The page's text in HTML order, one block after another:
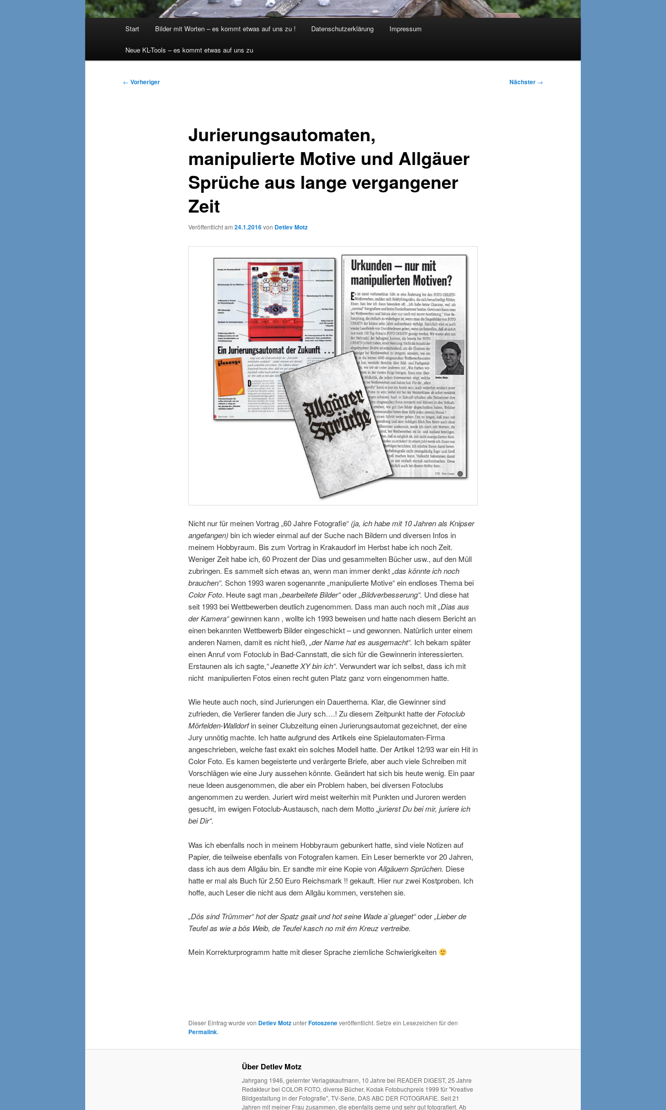
Start Bilder mit Worten – es kommt etwas auf uns zu ! Datenschutzerklärung Impressum
Neue KL-Tools – es kommt etwas auf uns zu
Beitragsnavigation
← Vorheriger Nächster →
Jurierungsautomaten,
manipulierte Motive und Allgäuer
Sprüche aus lange vergangener
Zeit
Veröffentlicht am 24.1.2016von Detlev Motz
Nicht nur für meinen Vortrag „60 Jahre Fotografie“(ja, ich habe mit 10 Jahren als Knipser
angefangen) bin ich wieder einmal auf der Suche nach Bildern und diversen Infos in
meinem Hobbyraum. Bis zum Vortrag in Krakaudorf im Herbst habe ich noch Zeit.
Weniger Zeit habe ich, 60 Prozent der Dias und gesammelten Bücher usw., auf den Müll
zubringen. Es sammelt sich etwas an, wenn man immer denkt„das könnte ich noch
brauchen“. Schon 1993 waren sogenannte „manipulierte Motive“ ein endloses Thema bei
Color Foto. Heute sagt man„bearbeitete Bilder“oder„Bildverbesserung“. Und diese hat
seit 1993 bei Wettbewerben deutlich zugenommen. Dass man auch noch mit„Dias aus
der Kamera“gewinnen kann , wollte ich 1993 beweisen und hatte nach diesem Bericht an
einen bekannten Wettbewerb Bilder eingeschickt – und gewonnen. Natürlich unter einem
anderen Namen, damit es nicht hieß, „der Name hat es ausgemacht“. Ich bekam später
einen Anruf vom Fotoclub in Bad-Cannstatt, die sich für die Gewinnerin interessierten.
Erstaunen als ich sagte,“ Jeanette XY bin ich“. Verwundert war ich selbst, dass ich mit
nicht manipulierten Fotos einen recht guten Platz ganz vorn eingenommen hatte.
Wie heute auch noch, sind Jurierungen ein Dauerthema. Klar, die Gewinner sind
zufrieden, die Verlierer fanden die Jury sch….! Zu diesem Zeitpunkt hatte derFotoclub
Mörfelden-Walldorfin seiner Clubzeitung einen Jurierungsautomat gezeichnet, der eine
Jury unnötig machte. Ich hatte aufgrund des Artikels eine Spielautomaten-Firma
angeschrieben, welche fast exakt ein solches Modell hatte. Der Artikel 12/93 war ein Hit in
Color Foto. Es kamen begeisterte und verärgerte Briefe, aber auch viele Schreiben mit
Vorschlägen wie eine Jury aussehen könnte. Geändert hat sich bis heute wenig. Ein paar
neue Ideen ausgenommen, die aber ein Problem haben, bei diversen Fotoclubs
angenommen zu werden. Juriert wird meist weiterhin mit Punkten und Juroren werden
gesucht, im ewigen Fotoclub-Austausch, nach dem Motto„jurierst Du bei mir, juriere ich
bei Dir“.
Was ich ebenfalls noch in meinem Hobbyraum gebunkert hatte, sind viele Notizen auf
Papier, die teilweise ebenfalls von Fotografen kamen. Ein Leser bemerkte vor 20 Jahren,
dass ich aus dem Allgäu bin. Er sandte mir eine Kopie vonAllgäuern Sprüchen. Diese
hatte er mal als Buch für 2.50 Euro Reichsmark !! gekauft. Hier nur zwei Kostproben. Ich
hoffe, auch Leser die nicht aus dem Allgäu kommen, verstehen sie.
„Dös sind Trümmer“ hot der Spatz gsait und hot seine Wade a`glueget“oder„Lieber de
Teufel as wie a bös Weib, de Teufel kasch no mit ém Kreuz vertreibe.
Mein Korrekturprogramm hatte mit dieser Sprache ziemliche Schwierigkeiten
Dieser Eintrag wurde von Detlev MotzunterFotoszeneveröffentlicht. Setze ein Lesezeichen für den
Permalink.
Über Detlev Motz
Jahrgang 1946, gelernter Verlagskaufmann, 10 Jahre bei READER DIGEST, 25 Jahre
Redakteur bei COLOR FOTO, diverse Bücher, Kodak Fotobuchpreis 1999 für "Kreative
Bildgestaltung in der Fotografie", TV-Serie, DAS ABC DER FOTOGRAFIE. Seit 21
Jahren mit meiner Frau zusammen, die ebenfalls gerne und sehr gut fotografiert. Ab